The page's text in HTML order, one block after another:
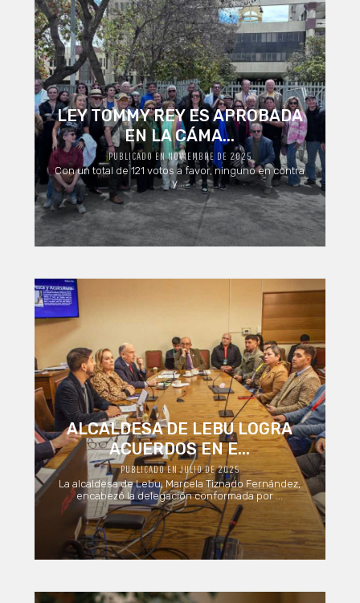
LEY TOMMY REY ES APROBADA
EN LA CÁMA...
PUBLICADO EN NOVIEMBRE DE 2025
Con un total de 121 votos a favor, ninguno en contra
y ...
ALCALDESA DE LEBU LOGRA
ACUERDOS EN E...
PUBLICADO EN JULIO DE 2025
La alcaldesa de Lebu, Marcela Tiznado Fernández,
encabezó la delegación conformada por ...